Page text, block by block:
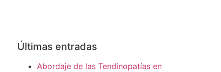
Últimas entradas
Abordaje de las Tendinopatías en